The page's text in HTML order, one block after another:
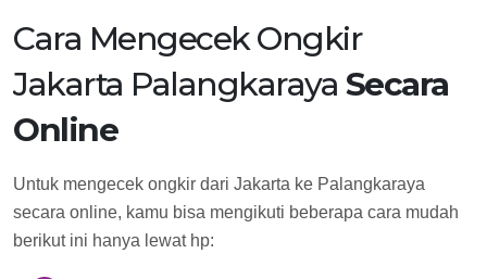
Cara Mengecek Ongkir
Jakarta Palangkaraya Secara
Online
Untuk mengecek ongkir dari Jakarta ke Palangkaraya
secara online, kamu bisa mengikuti beberapa cara mudah
berikut ini hanya lewat hp: